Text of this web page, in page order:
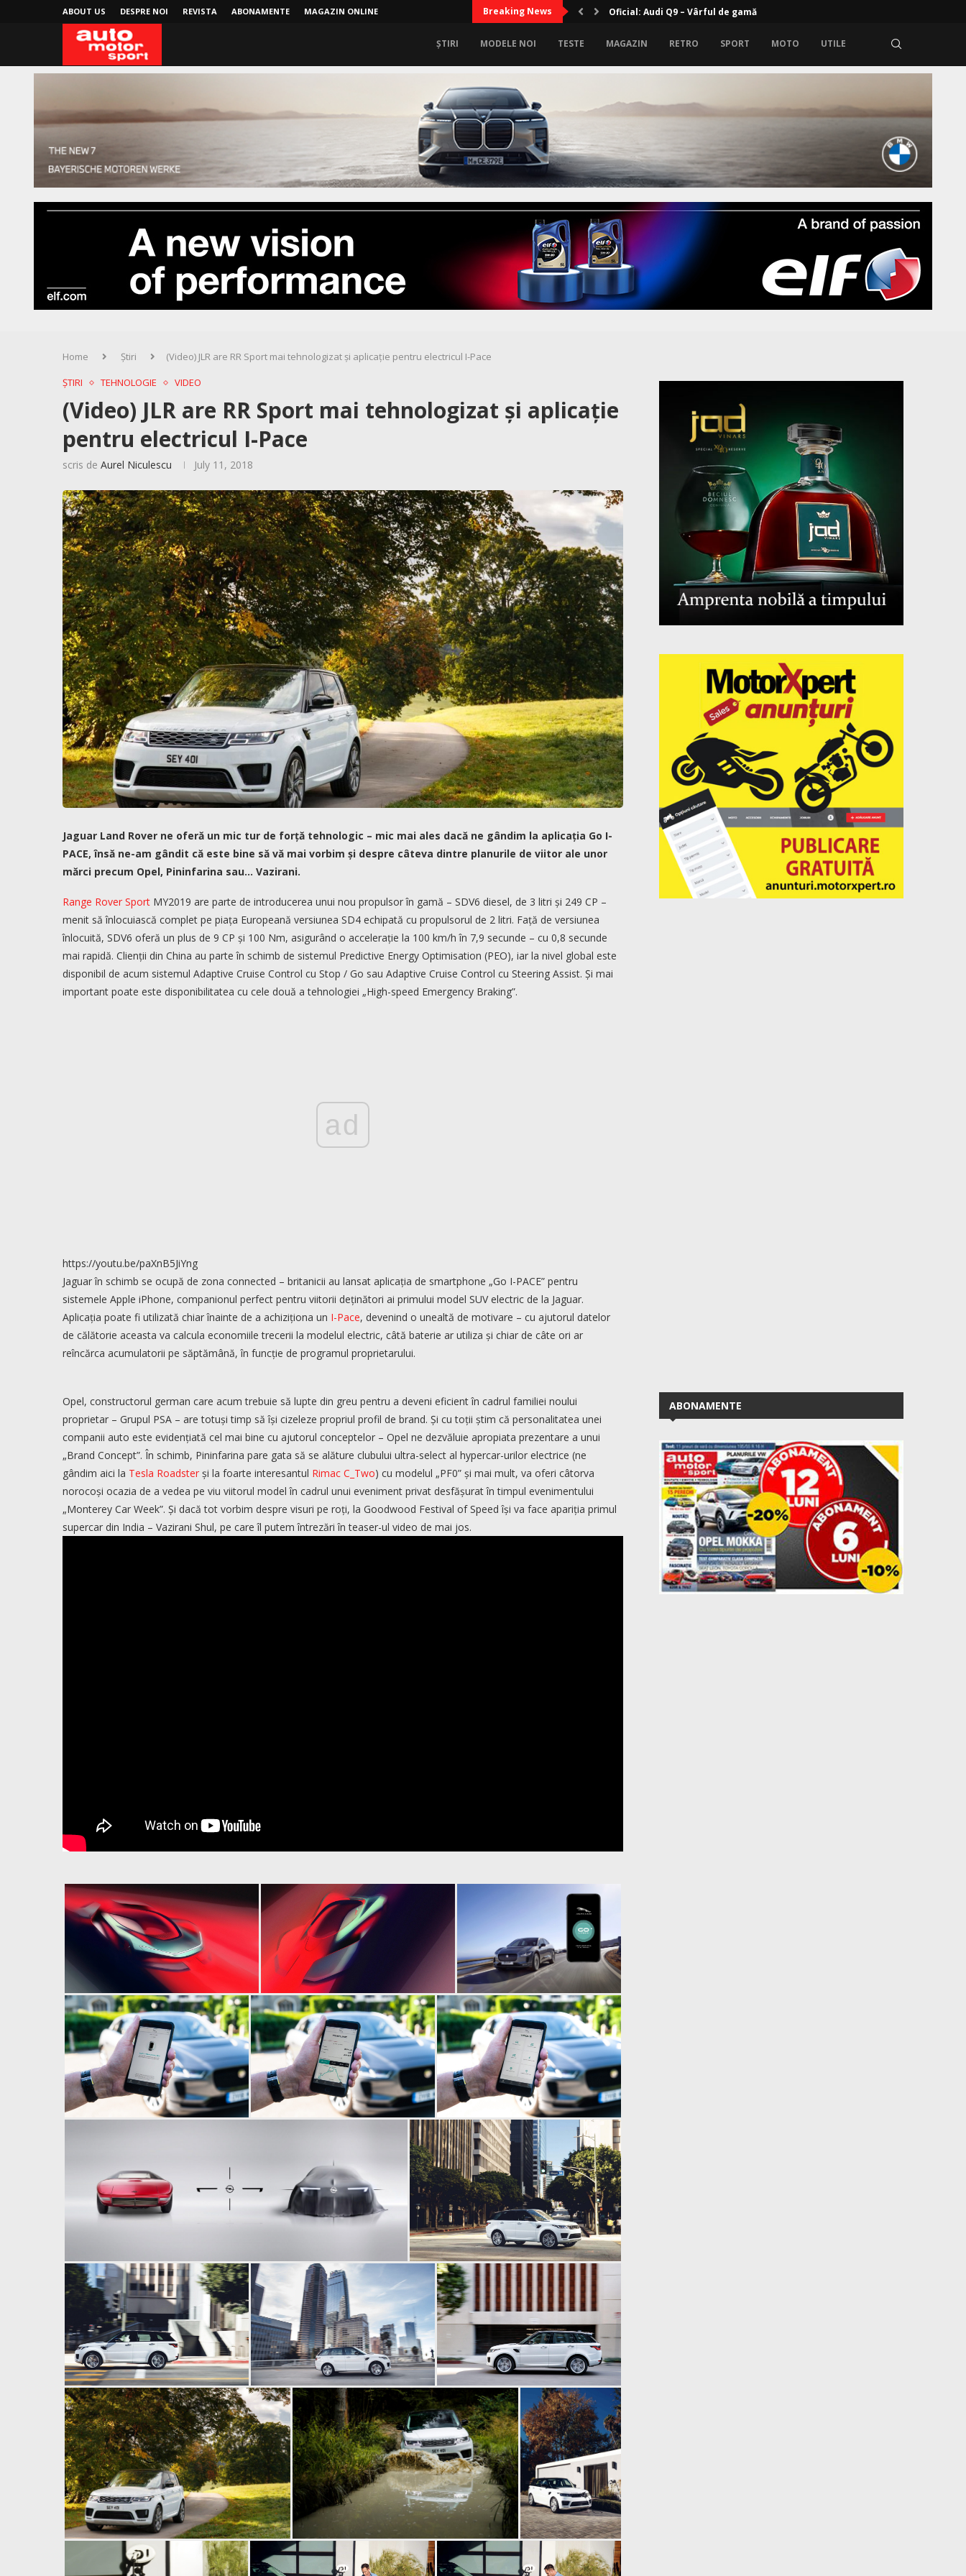
ABOUT US DESPRE NOI REVISTA ABONAMENTE MAGAZIN ONLINE Breaking News Lux suprem: Zeekr 9X cu propulsie electrică și range extender
ȘTIRI MODELE NOI TESTE MAGAZIN RETRO SPORT MOTO UTILE
Home Știri
(Video) JLR are RR Sport mai tehnologizat și aplicație pentru electricul I-Pace
ȘTIRI
TEHNOLOGIE VIDEO
(Video) JLR are RR Sport mai tehnologizat și aplicație
pentru electricul I-Pace
scris de Aurel Niculescu July 11, 2018
Jaguar Land Rover ne oferă un mic tur de forță tehnologic – mic mai ales dacă ne gândim la aplicația Go I-
PACE, însă ne-am gândit că este bine să vă mai vorbim și despre câteva dintre planurile de viitor ale unor
mărci precum Opel, Pininfarina sau… Vazirani.
Range Rover Sport MY2019 are parte de introducerea unui nou propulsor în gamă – SDV6 diesel, de 3 litri și 249 CP –
menit să înlocuiască complet pe piața Europeană versiunea SD4 echipată cu propulsorul de 2 litri. Față de versiunea
înlocuită, SDV6 oferă un plus de 9 CP și 100 Nm, asigurând o accelerație la 100 km/h în 7,9 secunde – cu 0,8 secunde
mai rapidă. Clienții din China au parte în schimb de sistemul Predictive Energy Optimisation (PEO), iar la nivel global este
disponibil de acum sistemul Adaptive Cruise Control cu Stop / Go sau Adaptive Cruise Control cu Steering Assist. Și mai
important poate este disponibilitatea cu cele două a tehnologiei „High-speed Emergency Braking”.
ad
https://youtu.be/paXnB5JiYng
Jaguar în schimb se ocupă de zona connected – britanicii au lansat aplicația de smartphone „Go I-PACE” pentru
sistemele Apple iPhone, companionul perfect pentru viitorii deținători ai primului model SUV electric de la Jaguar.
Aplicația poate fi utilizată chiar înainte de a achiziționa un I-Pace, devenind o unealtă de motivare – cu ajutorul datelor
de călătorie aceasta va calcula economiile trecerii la modelul electric, câtă baterie ar utiliza și chiar de câte ori ar
reîncărca acumulatorii pe săptămână, în funcție de programul proprietarului.
Opel, constructorul german care acum trebuie să lupte din greu pentru a deveni eficient în cadrul familiei noului
proprietar – Grupul PSA – are totuși timp să își cizeleze propriul profil de brand. Și cu toții știm că personalitatea unei
companii auto este evidențiată cel mai bine cu ajutorul conceptelor – Opel ne dezvăluie apropiata prezentare a unui
„Brand Concept”. În schimb, Pininfarina pare gata să se alăture clubului ultra-select al hypercar-urilor electrice (ne
gândim aici la Tesla Roadster și la foarte interesantul Rimac C_Two) cu modelul „PF0” și mai mult, va oferi câtorva
norocoși ocazia de a vedea pe viu viitorul model în cadrul unui eveniment privat desfășurat în timpul evenimentului
„Monterey Car Week”. Și dacă tot vorbim despre visuri pe roți, la Goodwood Festival of Speed își va face apariția primul
supercar din India – Vazirani Shul, pe care îl putem întrezări în teaser-ul video de mai jos.
ABONAMENTE